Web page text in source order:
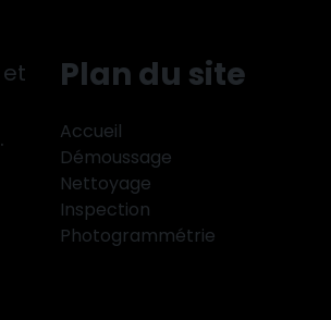
Plan du site
Accueil
Démoussage
Nettoyage
Inspection
Photogrammétrie